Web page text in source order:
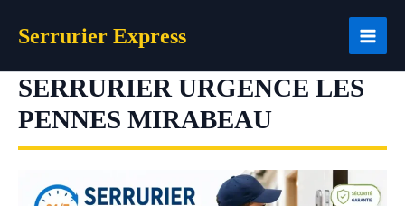
Serrurier Express
SERRURIER URGENCE LES
PENNES MIRABEAU